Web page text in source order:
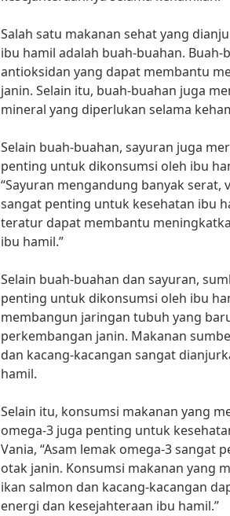
Salah satu makanan sehat yang
ibu hamil adalah buah-buahan. Buah-
antioksidan yang dapat membantu
janin. Selain itu, buah-buahan juga
mineral yang diperlukan selama
Selain buah-buahan, sayuran juga
penting untuk dikonsumsi oleh ibu
“Sayuran mengandung banyak serat,
sangat penting untuk kesehatan ibu
teratur dapat membantu
ibu hamil.”
Selain buah-buahan dan sayuran,
penting untuk dikonsumsi oleh ibu
membangun jaringan tubuh yang
perkembangan janin. Makanan
dan kacang-kacangan sangat
hamil.
Selain itu, konsumsi makanan yang
omega-3 juga penting untuk
Vania, “Asam lemak omega-3 sangat
otak janin. Konsumsi makanan yang
ikan salmon dan kacang-kacangan
energi dan kesejahteraan ibu hamil.”